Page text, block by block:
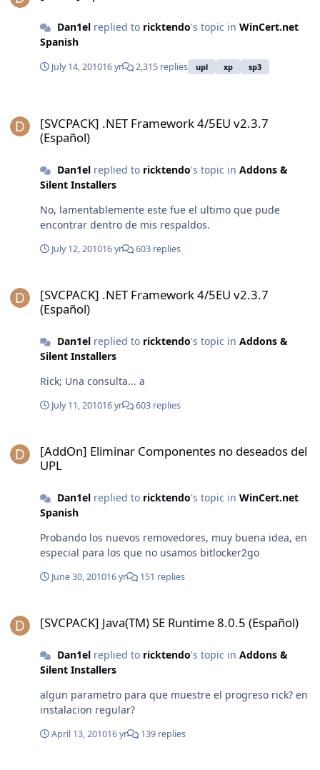
Dan1elreplied to ricktendo's topic in WinCert.net
Spanish
July 14, 201016 yr 2,315 replies upl xp sp3
[SVCPACK] .NET Framework 4/5EU v2.3.7
(Español)
Dan1elreplied to ricktendo's topic in Addons &
Silent Installers
No, lamentablemente este fue el ultimo que pude
encontrar dentro de mis respaldos.
July 12, 201016 yr 603 replies
[SVCPACK] .NET Framework 4/5EU v2.3.7
(Español)
Dan1elreplied to ricktendo's topic in Addons &
Silent Installers
Rick; Una consulta... a
July 11, 201016 yr 603 replies
[AddOn] Eliminar Componentes no deseados del
UPL
Dan1elreplied to ricktendo's topic in WinCert.net
Spanish
Probando los nuevos removedores, muy buena idea, en
especial para los que no usamos bitlocker2go
June 30, 201016 yr 151 replies
[SVCPACK] Java(TM) SE Runtime 8.0.5 (Español)
Dan1elreplied to ricktendo's topic in Addons &
Silent Installers
algun parametro para que muestre el progreso rick? en
instalacion regular?
April 13, 201016 yr 139 replies